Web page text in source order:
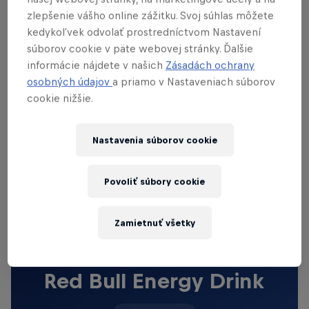
úspešných turnajov vrátane triumfu na WCG 2011
2012, získal 2.miesto na FIFA Interactive World
Cup 2017
(40 000 dolárov) a mnoho iného...
môžem byť súčasťou tohto úžasného klubu.
fanúšikov MC z celého sveta."
Red Bull Energy Drink
zlepšenie vášho online zážitku. Svoj súhlas môžete
kedykoľvek odvolať prostredníctvom Nastavení
súborov cookie v päte webovej stránky. Ďalšie
informácie nájdete v našich Zásadách ochrany
osobných údajova priamo v Nastaveniach súborov
cookie nižšie.
Nastavenia súborov cookie
Zamietnuť všetky
Povoliť súbory cookie